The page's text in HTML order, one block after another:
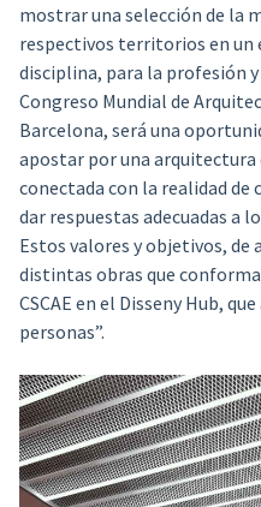
mostrar una selección de la
respectivos territorios en un
disciplina, para la profesión
Congreso Mundial de
Barcelona, será una
apostar por una arquitectura
conectada con la realidad de
dar respuestas adecuadas a
Estos valores y objetivos,
distintas obras que
CSCAE en el Disseny Hub,
personas”.